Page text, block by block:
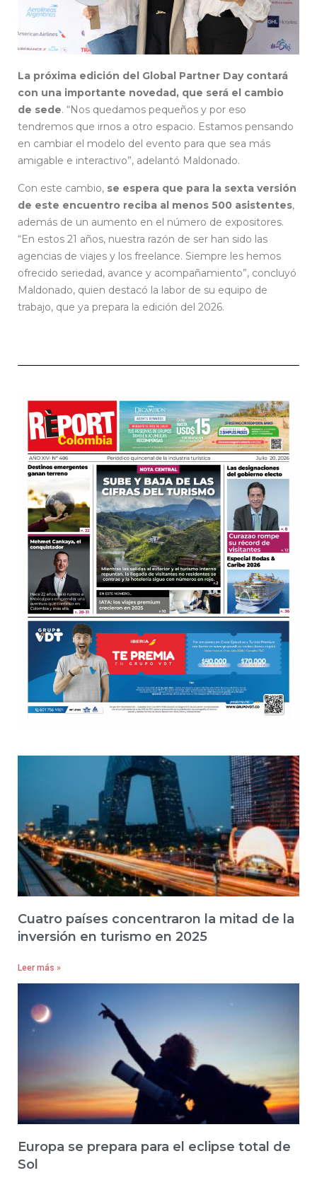
La próxima edición del Global Partner Day contará
con una importante novedad, que será el cambio
de sede. “Nos quedamos pequeños y por eso
tendremos que irnos a otro espacio. Estamos pensando
en cambiar el modelo del evento para que sea más
amigable e interactivo”, adelantó Maldonado.
Con este cambio, se espera que para la sexta versión
de este encuentro reciba al menos 500 asistentes,
además de un aumento en el número de expositores.
“En estos 21 años, nuestra razón de ser han sido las
agencias de viajes y los freelance. Siempre les hemos
ofrecido seriedad, avance y acompañamiento”, concluyó
Maldonado, quien destacó la labor de su equipo de
trabajo, que ya prepara la edición del 2026.
Cuatro países concentraron la mitad de la
inversión en turismo en 2025
Leer más »
Europa se prepara para el eclipse total de
Sol